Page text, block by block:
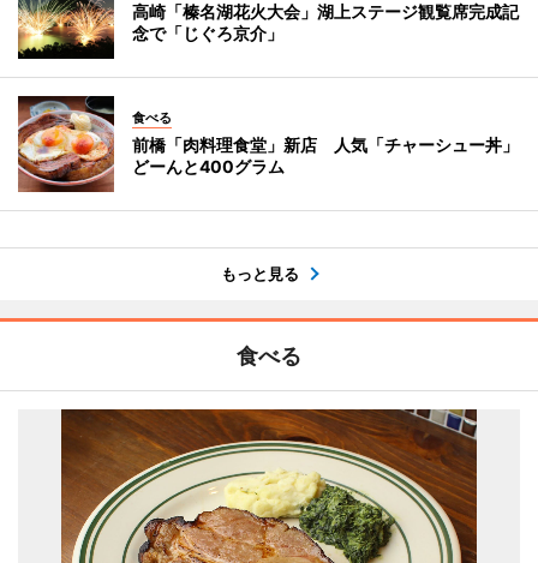
高崎「榛名湖花火大会」湖上ステージ観覧席完成記
念で「じぐろ京介」
食べる
前橋「肉料理食堂」新店 人気「チャーシュー丼」
どーんと400グラム
もっと見る
食べる